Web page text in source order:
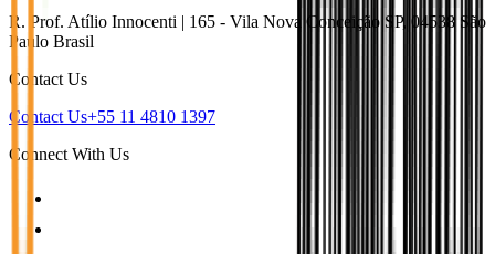
R. Prof. Atílio Innocenti | 165 - Vila Nova Conceição SP, 04538 São
Paulo Brasil
Contact Us
Contact Us+55 11 4810 1397
Connect With Us